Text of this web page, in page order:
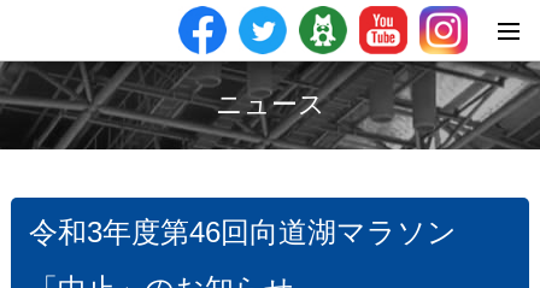
ニュース
令和3年度第46回向道湖マラソン